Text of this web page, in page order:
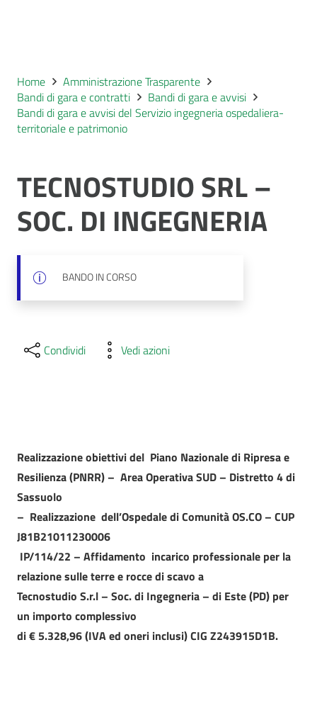
Home
Amministrazione Trasparente
Bandi di gara e contratti
Bandi di gara e avvisi
Bandi di gara e avvisi del Servizio ingegneria ospedaliera-
territoriale e patrimonio
TECNOSTUDIO SRL –
SOC. DI INGEGNERIA
BANDO IN CORSO
Condividi Vedi azioni
Realizzazione obiettivi del Piano Nazionale di Ripresa e
Resilienza (PNRR) – Area Operativa SUD – Distretto 4 di
Sassuolo
– Realizzazione dell’Ospedale di Comunità OS.CO – CUP
J81B21011230006
IP/114/22 – Affidamento incarico professionale per la
relazione sulle terre e rocce di scavo a
Tecnostudio S.r.l – Soc. di Ingegneria – di Este (PD) per
un importo complessivo
di € 5.328,96 (IVA ed oneri inclusi) CIG Z243915D1B.